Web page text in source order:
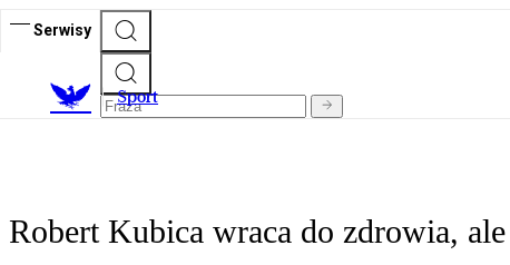
Serwisy
Sport
Robert Kubica wraca do zdrowia,